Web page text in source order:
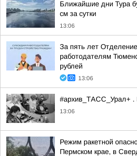
Ближайшие дни Тура
см за сутки
13:06
За пять лет
работодателям
рублей
13:06
#архив_ТАСС_Урал+ .
13:06
Режим ракетной
Пермском крае, в